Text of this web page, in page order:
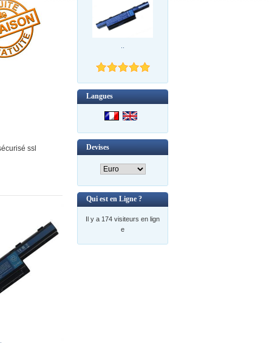
ssl
Langues
Devises
Qui est en Ligne ?
Il y a 174 visiteurs en lign
e